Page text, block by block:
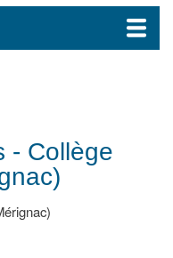
- Collège